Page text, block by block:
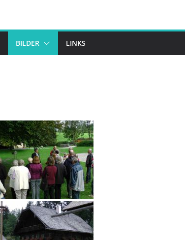
BILDER LINKS